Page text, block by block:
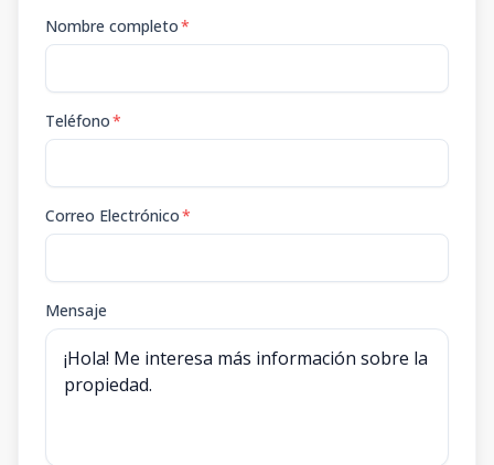
Nombre completo*
Teléfono*
Correo Electrónico*
Mensaje